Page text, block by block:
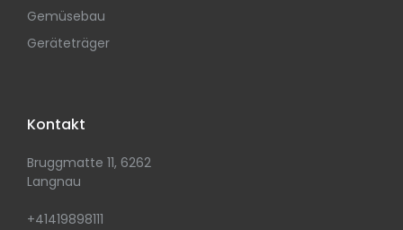
Gemüsebau
Geräteträger
Kontakt
Bruggmatte 11, 6262
Langnau
+41419898111